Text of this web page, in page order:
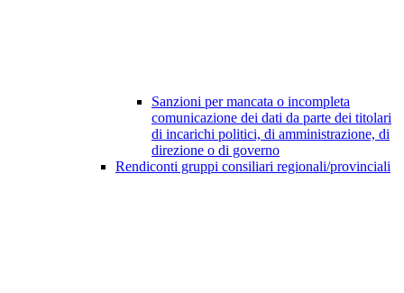
Sanzioni per mancata o incompleta
comunicazione dei dati da parte dei titolari
di incarichi politici, di amministrazione, di
direzione o di governo
Rendiconti gruppi consiliari regionali/provinciali